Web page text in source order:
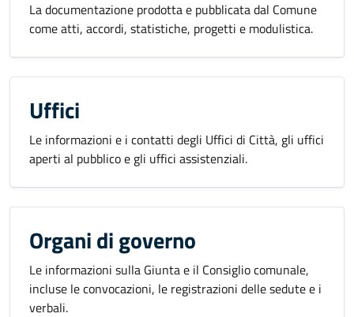
La documentazione prodotta e pubblicata dal Comune
come atti, accordi, statistiche, progetti e modulistica.
Uffici
Le informazioni e i contatti degli Uffici di Città, gli uffici
aperti al pubblico e gli uffici assistenziali.
Organi di governo
Le informazioni sulla Giunta e il Consiglio comunale,
incluse le convocazioni, le registrazioni delle sedute e i
verbali.